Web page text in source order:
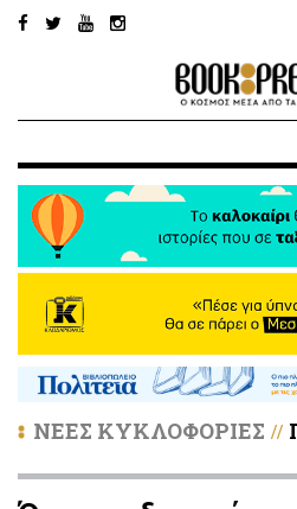
ΝΕΕΣ ΚΥΚΛΟΦΟΡΙΕΣ //